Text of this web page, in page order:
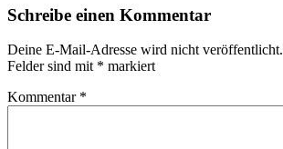
Leser-
Schreibe einen Kommentar
Deine E-Mail-Adresse wird nicht veröffentlicht.
Felder sind mit * markiert
Kommentar *